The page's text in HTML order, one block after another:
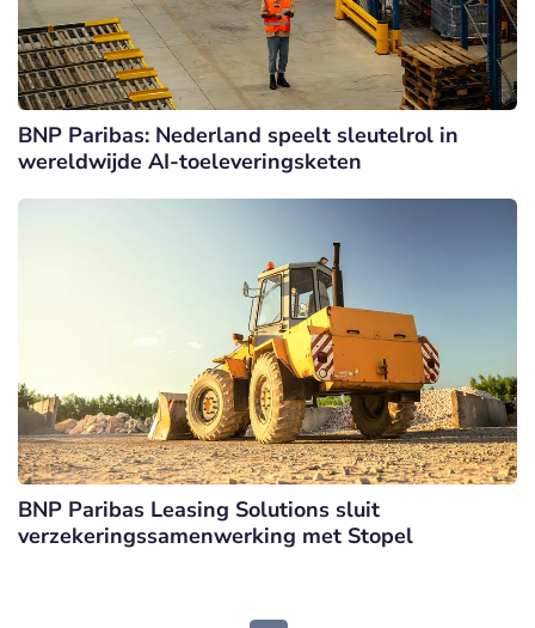
BNP Paribas: Nederland speelt sleutelrol in
wereldwijde AI-toeleveringsketen
BNP Paribas Leasing Solutions sluit
verzekeringssamenwerking met Stopel